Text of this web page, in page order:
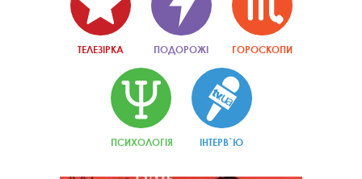
ТЕЛЕЗІРКА ПОДОРОЖІ ГОРОСКОПИ
ПСИХОЛОГІЯ ІНТЕРВ`Ю